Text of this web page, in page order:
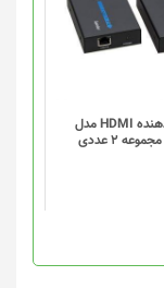
توسعه دهنده HDMI مدل